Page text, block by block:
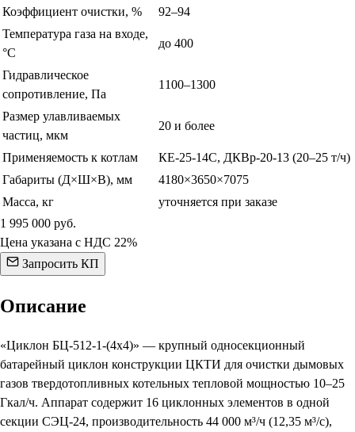
Коэффициент очистки, %
92–94
Температура газа на входе,
°С
до 400
Гидравлическое
сопротивление, Па
1100–1300
Размер улавливаемых
частиц, мкм
20 и более
Применяемость к котлам
КЕ-25-14С, ДКВр-20-13 (20–25 т/ч)
Габариты (Д×Ш×В), мм
4180×3650×7075
Масса, кг
уточняется при заказе
1 995 000 руб.
Цена указана с НДС 22%
Запросить КП
Описание
«Циклон БЦ-512-1-(4х4)» — крупный односекционный
батарейный циклон конструкции ЦКТИ для очистки дымовых
газов твердотопливных котельных тепловой мощностью 10–25
Гкал/ч. Аппарат содержит 16 циклонных элементов в одной
секции СЭЦ-24, производительность 44 000 м³/ч (12,35 м³/с),